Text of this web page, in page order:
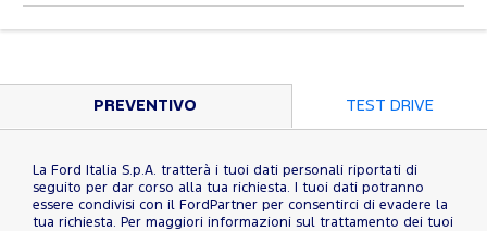
PREVENTIVO TEST DRIVE
La Ford Italia S.p.A. tratterà i tuoi dati personali riportati di
seguito per dar corso alla tua richiesta. I tuoi dati potranno
essere condivisi con il FordPartner per consentirci di evadere la
tua richiesta. Per maggiori informazioni sul trattamento dei tuoi